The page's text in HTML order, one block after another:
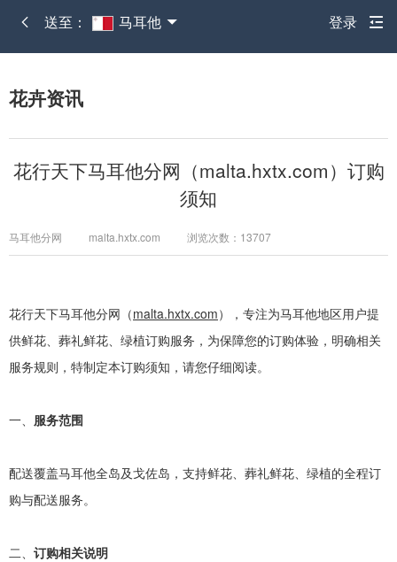
送至： 马耳他 登录
花卉资讯
花行天下马耳他分网（malta.hxtx.com）订购
须知
马耳他分网 malta.hxtx.com 浏览次数：13707
花行天下马耳他分网（malta.hxtx.com），专注为马耳他地区用户提
供鲜花、葬礼鲜花、绿植订购服务，为保障您的订购体验，明确相关
服务规则，特制定本订购须知，请您仔细阅读。
一、 服务范围
配送覆盖马耳他全岛及戈佐岛，支持鲜花、葬礼鲜花、绿植的全程订
购与配送服务。
二、 订购相关说明